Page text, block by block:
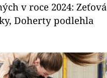
v roce 2024: Zeťová
Doherty podlehla